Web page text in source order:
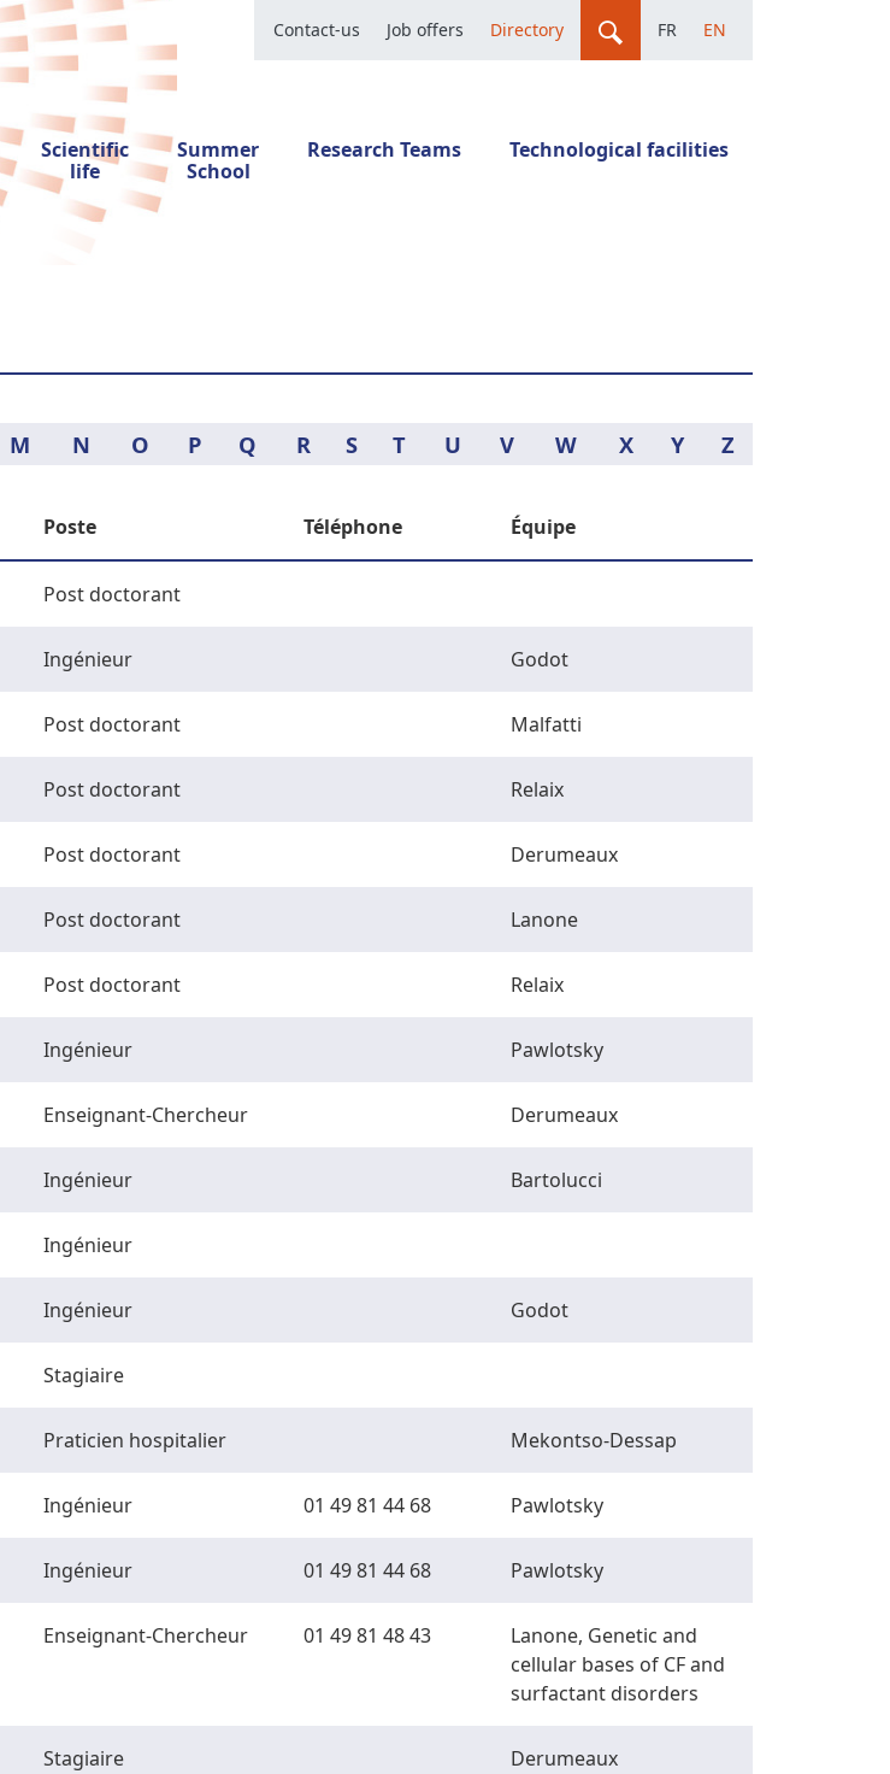
Contact-us Job offers Directory FR EN
Scientific
life
Summer
School
Research Teams Technological facilities
M N O P Q R S T U V W X Y Z
Poste Téléphone Équipe
Post doctorant
Ingénieur Godot
Post doctorant Malfatti
Post doctorant Relaix
Post doctorant Derumeaux
Post doctorant Lanone
Post doctorant Relaix
Ingénieur Pawlotsky
Enseignant-Chercheur Derumeaux
Ingénieur Bartolucci
Ingénieur
Ingénieur Godot
Stagiaire
Praticien hospitalier Mekontso-Dessap
Ingénieur 01 49 81 44 68 Pawlotsky
Ingénieur 01 49 81 44 68 Pawlotsky
Enseignant-Chercheur 01 49 81 48 43
Lanone, Genetic and
cellular bases of CF and
surfactant disorders
Stagiaire Derumeaux